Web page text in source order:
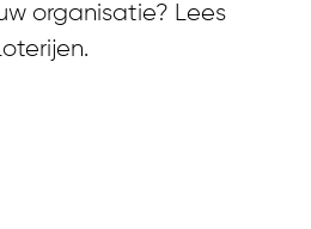
organisatie? Lees